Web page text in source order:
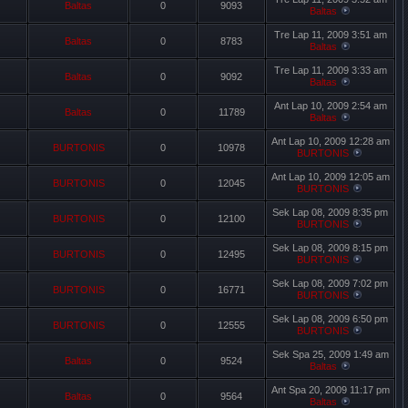
Baltas 0 9093
Baltas
Baltas 0 8783
Tre Lap 11, 2009 3:51 am
Baltas
Baltas 0 9092
Tre Lap 11, 2009 3:33 am
Baltas
Baltas 0 11789
Ant Lap 10, 2009 2:54 am
Baltas
BURTONIS 0 10978
Ant Lap 10, 2009 12:28 am
BURTONIS
BURTONIS 0 12045
Ant Lap 10, 2009 12:05 am
BURTONIS
BURTONIS 0 12100
Sek Lap 08, 2009 8:35 pm
BURTONIS
BURTONIS 0 12495
Sek Lap 08, 2009 8:15 pm
BURTONIS
BURTONIS 0 16771
Sek Lap 08, 2009 7:02 pm
BURTONIS
BURTONIS 0 12555
Sek Lap 08, 2009 6:50 pm
BURTONIS
Baltas 0 9524
Sek Spa 25, 2009 1:49 am
Baltas
Baltas 0 9564
Ant Spa 20, 2009 11:17 pm
Baltas